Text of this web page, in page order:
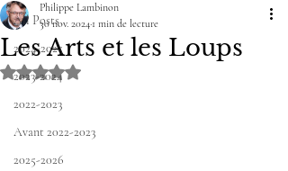
All Posts
2024-2025
2023-2024
2022-2023
Avant 2022-2023
2025-2026
Les Arts et les Loups
Philippe Lambinon
30 nov. 2024 1 min de lecture
Noté NaN étoiles sur 5.